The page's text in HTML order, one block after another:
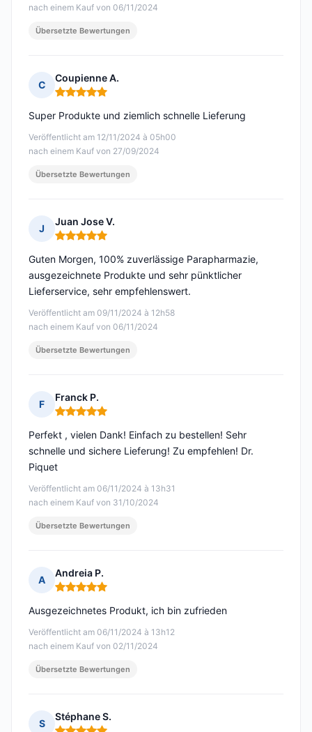
nach einem Kauf von 06/11/2024
Übersetzte Bewertungen
C
Coupienne A.
Hinweis: 5 von 5
Veröffentlicht am 12/11/2024 à 05h00
nach einem Kauf von 27/09/2024
Super Produkte und ziemlich schnelle Lieferung
Übersetzte Bewertungen
J
Juan Jose V.
Hinweis: 5 von 5
Veröffentlicht am 09/11/2024 à 12h58
nach einem Kauf von 06/11/2024
Guten Morgen, 100% zuverlässige Parapharmazie,
ausgezeichnete Produkte und sehr pünktlicher
Lieferservice, sehr empfehlenswert.
Übersetzte Bewertungen
F
Franck P.
Hinweis: 5 von 5
Veröffentlicht am 06/11/2024 à 13h31
nach einem Kauf von 31/10/2024
Perfekt , vielen Dank! Einfach zu bestellen! Sehr
schnelle und sichere Lieferung! Zu empfehlen! Dr.
Piquet
Übersetzte Bewertungen
A
Andreia P.
Hinweis: 5 von 5
Veröffentlicht am 06/11/2024 à 13h12
nach einem Kauf von 02/11/2024
Ausgezeichnetes Produkt, ich bin zufrieden
Übersetzte Bewertungen
S
Stéphane S.